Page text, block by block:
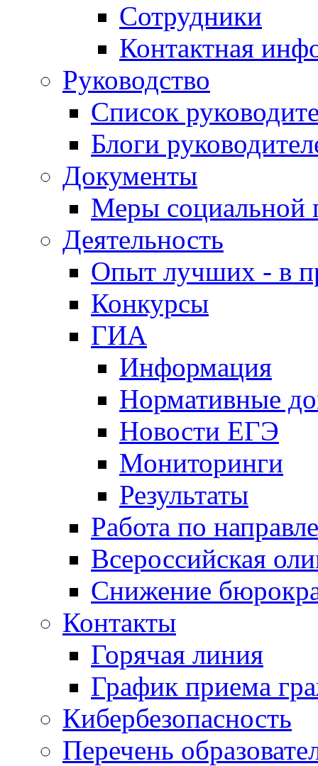
Сотрудники
Контактная
Руководство
Список
Блоги
Документы
Меры социальной
Деятельность
Опыт лучших - в
Конкурсы
ГИА
Информация
Нормативные
Новости ЕГЭ
Мониторинги
Результаты
Работа по
Всероссийская
Снижение
Контакты
Горячая линия
График приема
Кибербезопасность
Перечень